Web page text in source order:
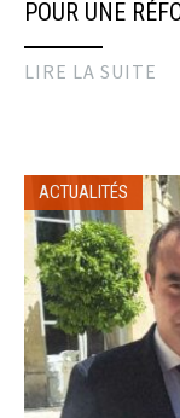
POUR UNE
LIRE LA SUITE
ACTUALITÉS